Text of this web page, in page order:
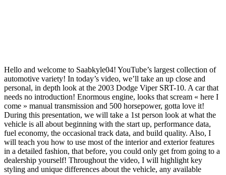
Hello and welcome to Saabkyle04! YouTube’s largest collection of
automotive variety! In today’s video, we’ll take an up close and
personal, in depth look at the 2003 Dodge Viper SRT-10. A car that
needs no introduction! Enormous engine, looks that scream « here I
come » manual transmission and 500 horsepower, gotta love it!
During this presentation, we will take a 1st person look at what the
vehicle is all about beginning with the start up, performance data,
fuel economy, the occasional track data, and build quality. Also, I
will teach you how to use most of the interior and exterior features
in a detailed fashion, that before, you could only get from going to a
dealership yourself! Throughout the video, I will highlight key
styling and unique differences about the vehicle, any available